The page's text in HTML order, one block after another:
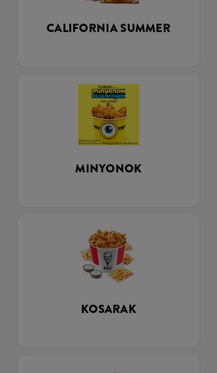
CALIFORNIA SUMMER
MINYONOK
KOSARAK